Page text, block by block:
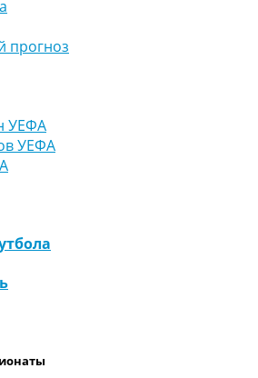
прогноз
УЕФА
УЕФА